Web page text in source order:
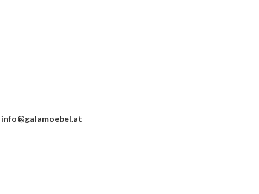
info@galamoebel.at